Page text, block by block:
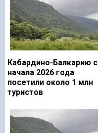
Кабардино-Балкарию с
начала 2026 года
посетили около 1 млн
туристов